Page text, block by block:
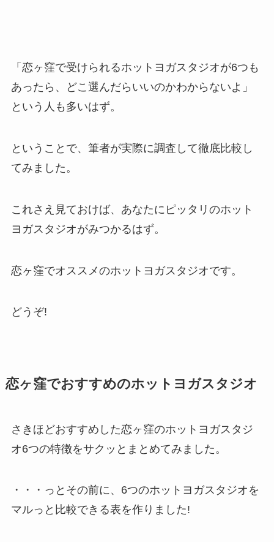
「恋ヶ窪で受けられるホットヨガスタジオが6つも
あったら、どこ選んだらいいのかわからないよ」
という人も多いはず。
ということで、筆者が実際に調査して徹底比較し
てみました。
これさえ見ておけば、あなたにピッタリのホット
ヨガスタジオがみつかるはず。
恋ヶ窪でオススメのホットヨガスタジオです。
どうぞ!
恋ヶ窪でおすすめのホットヨガスタジオ
さきほどおすすめした恋ヶ窪のホットヨガスタジ
オ6つの特徴をサクッとまとめてみました。
・・・っとその前に、6つのホットヨガスタジオを
マルっと比較できる表を作りました!